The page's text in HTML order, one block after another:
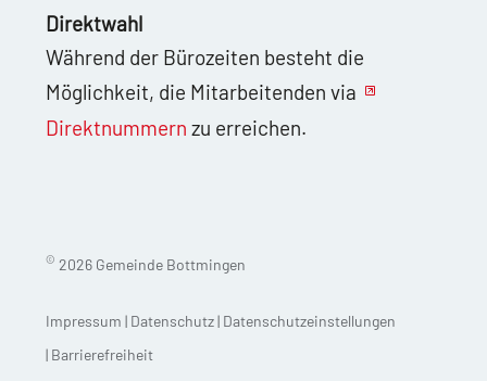
Direktwahl
Während der Bürozeiten besteht die
Möglichkeit, die Mitarbeitenden via
Direktnummern zu erreichen.
© 2026 Gemeinde Bottmingen
Impressum | Datenschutz| Datenschutzeinstellungen
| Barrierefreiheit